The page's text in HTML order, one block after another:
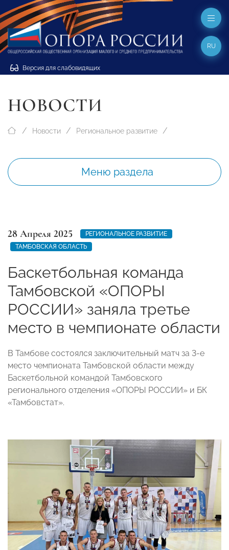
Версия для слабовидящих
RU
НОВОСТИ
Новости Региональное развитие
Меню раздела
28 Апреля 2025
РЕГИОНАЛЬНОЕ РАЗВИТИЕ
ТАМБОВСКАЯ ОБЛАСТЬ
Баскетбольная команда
Тамбовской «ОПОРЫ
РОССИИ» заняла третье
место в чемпионате области
В Тамбове состоялся заключительный матч за 3-е
место чемпионата Тамбовской области между
Баскетбольной командой Тамбовского
регионального отделения «ОПОРЫ РОССИИ» и БК
«Тамбовстат».